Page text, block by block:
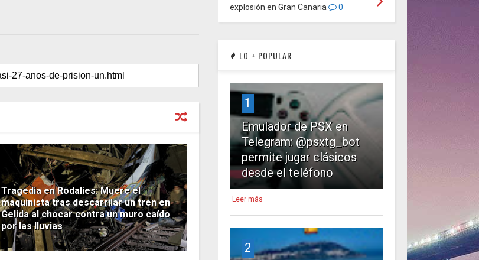
Tragedia en Rodalies: Muere el
maquinista tras descarrilar un tren en
Gelida al chocar contra un muro caído
por las lluvias
explosión en Gran Canaria
0
LO + POPULAR
1
Emulador de PSX en
Telegram: @psxtg_bot
permite jugar clásicos
desde el teléfono
Leer más
2